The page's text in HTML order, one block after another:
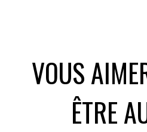
VOUS
ÊTRE